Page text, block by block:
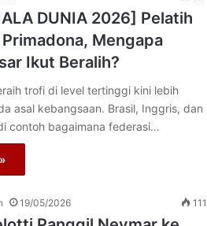
DUNIA 2026] Pelatih
Mengapa
Ikut Beralih?
trofi di level tertinggi kini lebih
asal kebangsaan. Brasil, Inggris, dan
contoh bagaimana federasi…
19/05/2026 111